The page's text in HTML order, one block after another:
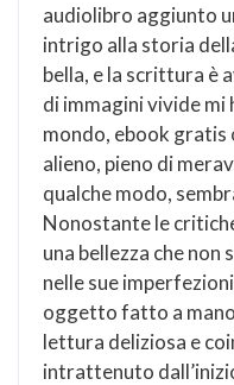
audiolibro aggiunto
intrigo alla storia
bella, e la scrittura è
di immagini vivide
mondo, ebook gratis
alieno, pieno di
qualche modo,
Nonostante le
una bellezza che non
nelle sue
oggetto fatto a
lettura deliziosa e
intrattenuto